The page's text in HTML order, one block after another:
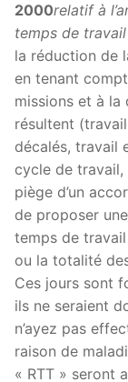
2000relatif à
temps de
la réduction de
en tenant
missions et à
résultent
décalés, travail
cycle de
piège d’un
de proposer
temps de
ou la totalité
Ces jours sont
ils ne seraient
n’ayez pas
raison de
« RTT » seront